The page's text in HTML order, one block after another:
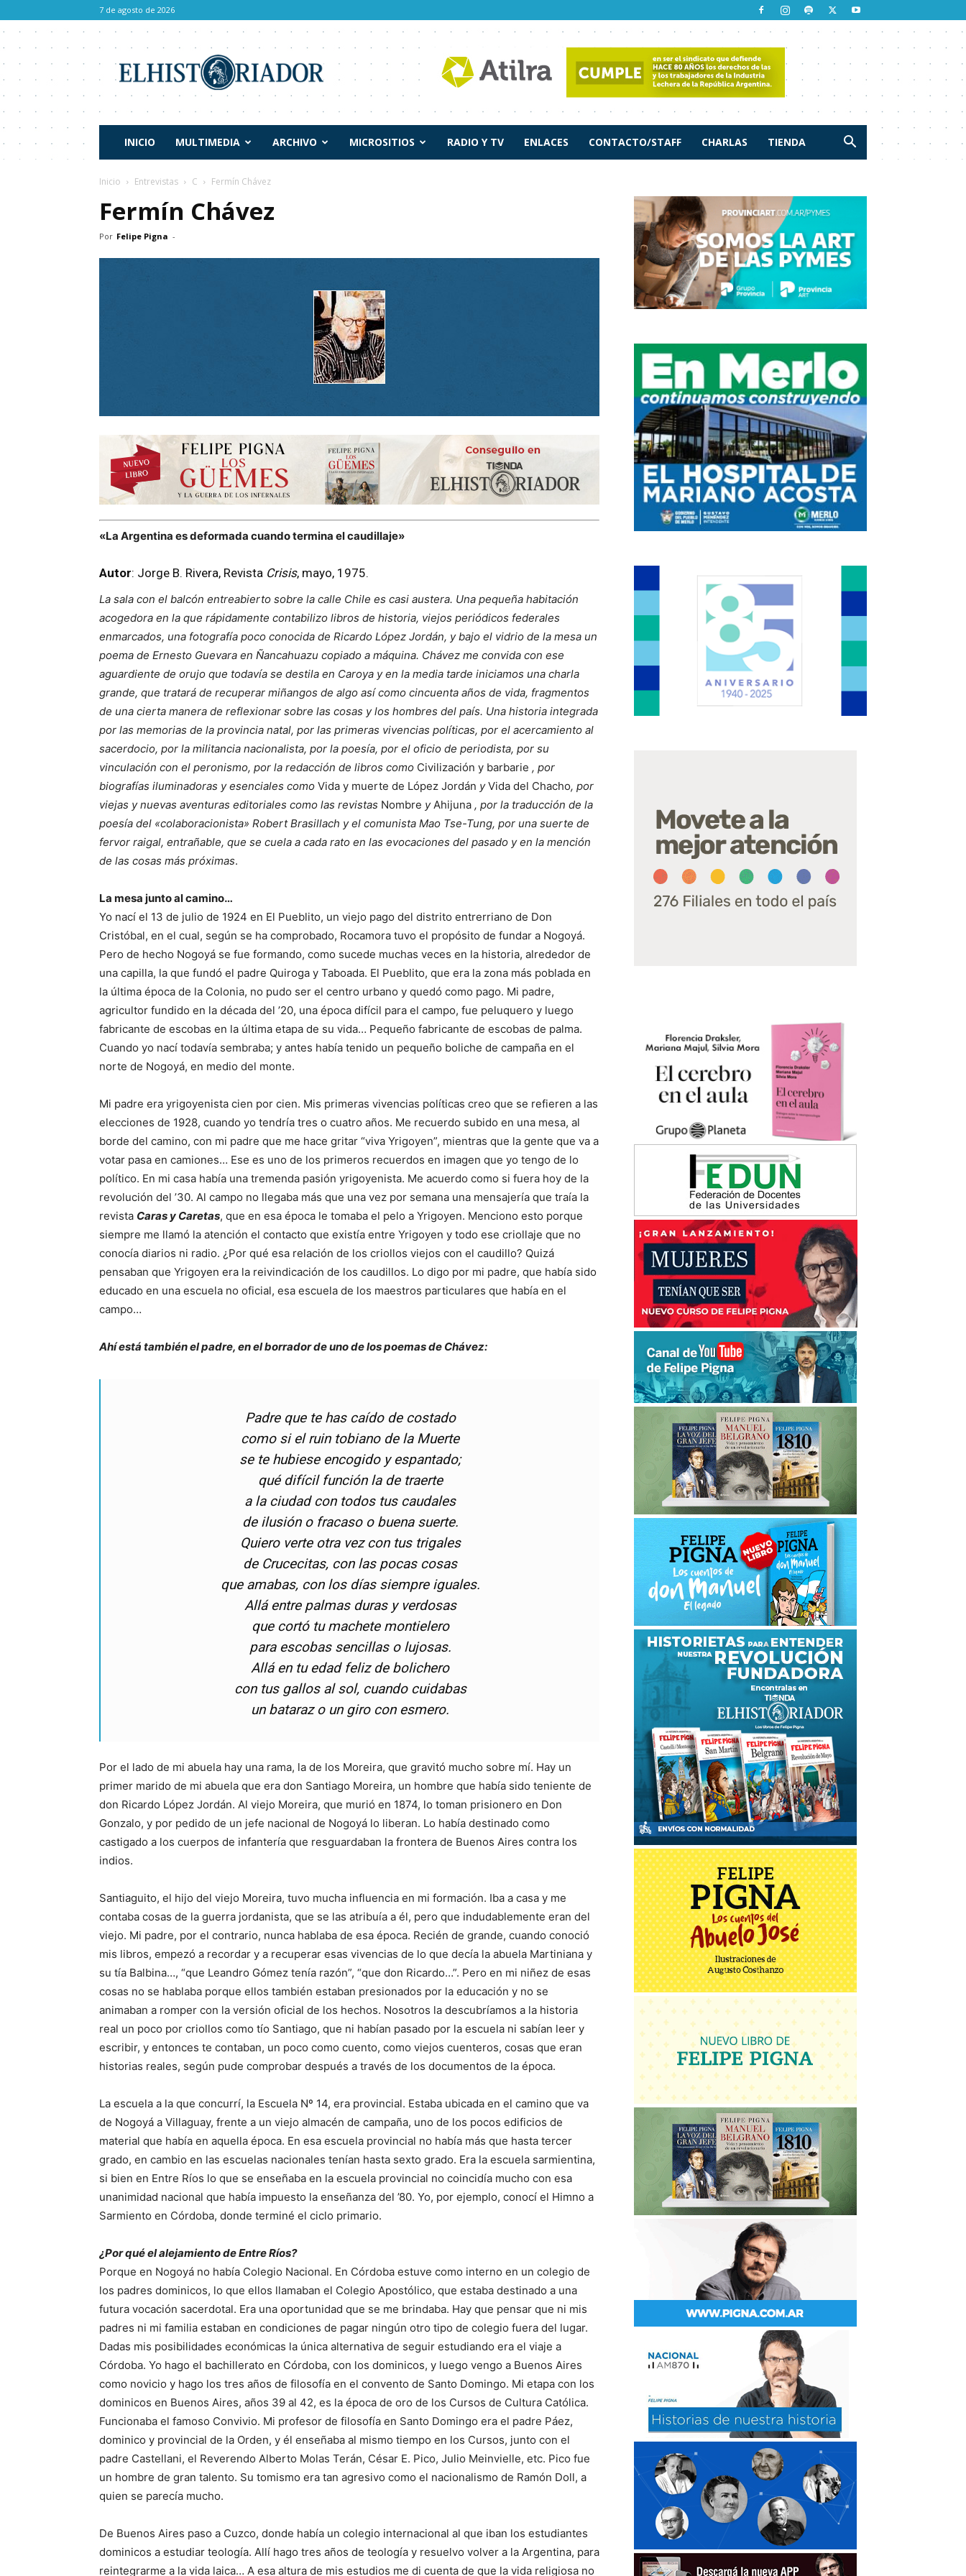
7 de agosto de 2026
Historiador
INICIO MULTIMEDIA ARCHIVO MICROSITIOS RADIO Y TV ENLACES CONTACTO/STAFF CHARLAS TIENDA
Inicio Entrevistas C Fermín Chávez
Fermín Chávez
Por Felipe Pigna -
«La Argentina es deformada cuando termina el caudillaje»
Autor: Jorge B. Rivera, Revista Crisis, mayo, 1975.
La sala con el balcón entreabierto sobre la calle Chile es casi austera. Una pequeña habitación
acogedora en la que rápidamente contabilizo libros de historia, viejos periódicos federales
enmarcados, una fotografía poco conocida de Ricardo López Jordán, y bajo el vidrio de la mesa un
poema de Ernesto Guevara en Ñancahuazu copiado a máquina. Chávez me convida con ese
aguardiente de orujo que todavía se destila en Caroya y en la media tarde iniciamos una charla
grande, que tratará de recuperar miñangos de algo así como cincuenta años de vida, fragmentos
de una cierta manera de reflexionar sobre las cosas y los hombres del país. Una historia integrada
por las memorias de la provincia natal, por las primeras vivencias políticas, por el acercamiento al
sacerdocio, por la militancia nacionalista, por la poesía, por el oficio de periodista, por su
vinculación con el peronismo, por la redacción de libros como Civilización y barbarie , por
biografías iluminadoras y esenciales como Vida y muerte de López Jordán yVida del Chacho, por
viejas y nuevas aventuras editoriales como las revistas Nombre y Ahijuna , por la traducción de la
poesía del «colaboracionista» Robert Brasillach y el comunista Mao Tse-Tung, por una suerte de
fervor raigal, entrañable, que se cuela a cada rato en las evocaciones del pasado y en la mención
de las cosas más próximas.
La mesa junto al camino…
Yo nací el 13 de julio de 1924 en El Pueblito, un viejo pago del distrito entrerriano de Don
Cristóbal, en el cual, según se ha comprobado, Rocamora tuvo el propósito de fundar a Nogoyá.
Pero de hecho Nogoyá se fue formando, como sucede muchas veces en la historia, alrededor de
una capilla, la que fundó el padre Quiroga y Taboada. El Pueblito, que era la zona más poblada en
la última época de la Colonia, no pudo ser el centro urbano y quedó como pago. Mi padre,
agricultor fundido en la década del ’20, una época difícil para el campo, fue peluquero y luego
fabricante de escobas en la última etapa de su vida… Pequeño fabricante de escobas de palma.
Cuando yo nací todavía sembraba; y antes había tenido un pequeño boliche de campaña en el
norte de Nogoyá, en medio del monte.
Mi padre era yrigoyenista cien por cien. Mis primeras vivencias políticas creo que se refieren a las
elecciones de 1928, cuando yo tendría tres o cuatro años. Me recuerdo subido en una mesa, al
borde del camino, con mi padre que me hace gritar “viva Yrigoyen”, mientras que la gente que va a
votar pasa en camiones… Ese es uno de los primeros recuerdos en imagen que yo tengo de lo
político. En mi casa había una tremenda pasión yrigoyenista. Me acuerdo como si fuera hoy de la
revolución del ’30. Al campo no llegaba más que una vez por semana una mensajería que traía la
revista Caras y Caretas, que en esa época le tomaba el pelo a Yrigoyen. Menciono esto porque
siempre me llamó la atención el contacto que existía entre Yrigoyen y todo ese criollaje que no
conocía diarios ni radio. ¿Por qué esa relación de los criollos viejos con el caudillo? Quizá
pensaban que Yrigoyen era la reivindicación de los caudillos. Lo digo por mi padre, que había sido
educado en una escuela no oficial, esa escuela de los maestros particulares que había en el
campo…
Ahí está también el padre, en el borrador de uno de los poemas de Chávez:
Padre que te has caído de costado
como si el ruin tobiano de la Muerte
se te hubiese encogido y espantado;
qué difícil función la de traerte
a la ciudad con todos tus caudales
de ilusión o fracaso o buena suerte.
Quiero verte otra vez con tus trigales
de Crucecitas, con las pocas cosas
que amabas, con los días siempre iguales.
Allá entre palmas duras y verdosas
que cortó tu machete montielero
para escobas sencillas o lujosas.
Allá en tu edad feliz de bolichero
con tus gallos al sol, cuando cuidabas
un bataraz o un giro con esmero.
Por el lado de mi abuela hay una rama, la de los Moreira, que gravitó mucho sobre mí. Hay un
primer marido de mi abuela que era don Santiago Moreira, un hombre que había sido teniente de
don Ricardo López Jordán. Al viejo Moreira, que murió en 1874, lo toman prisionero en Don
Gonzalo, y por pedido de un jefe nacional de Nogoyá lo liberan. Lo había destinado como
castigado a los cuerpos de infantería que resguardaban la frontera de Buenos Aires contra los
indios.
Santiaguito, el hijo del viejo Moreira, tuvo mucha influencia en mi formación. Iba a casa y me
contaba cosas de la guerra jordanista, que se las atribuía a él, pero que indudablemente eran del
viejo. Mi padre, por el contrario, nunca hablaba de esa época. Recién de grande, cuando conoció
mis libros, empezó a recordar y a recuperar esas vivencias de lo que decía la abuela Martiniana y
su tía Balbina…, “que Leandro Gómez tenía razón”, “que don Ricardo…”. Pero en mi niñez de esas
cosas no se hablaba porque ellos también estaban presionados por la educación y no se
animaban a romper con la versión oficial de los hechos. Nosotros la descubríamos a la historia
real un poco por criollos como tío Santiago, que ni habían pasado por la escuela ni sabían leer y
escribir, y entonces te contaban, un poco como cuento, como viejos cuenteros, cosas que eran
historias reales, según pude comprobar después a través de los documentos de la época.
La escuela a la que concurrí, la Escuela Nº 14, era provincial. Estaba ubicada en el camino que va
de Nogoyá a Villaguay, frente a un viejo almacén de campaña, uno de los pocos edificios de
material que había en aquella época. En esa escuela provincial no había más que hasta tercer
grado, en cambio en las escuelas nacionales tenían hasta sexto grado. Era la escuela sarmientina,
si bien en Entre Ríos lo que se enseñaba en la escuela provincial no coincidía mucho con esa
unanimidad nacional que había impuesto la enseñanza del ’80. Yo, por ejemplo, conocí el Himno a
Sarmiento en Córdoba, donde terminé el ciclo primario.
¿Por qué el alejamiento de Entre Ríos?
Porque en Nogoyá no había Colegio Nacional. En Córdoba estuve como interno en un colegio de
los padres dominicos, lo que ellos llamaban el Colegio Apostólico, que estaba destinado a una
futura vocación sacerdotal. Era una oportunidad que se me brindaba. Hay que pensar que ni mis
padres ni mi familia estaban en condiciones de pagar ningún otro tipo de colegio fuera del lugar.
Dadas mis posibilidades económicas la única alternativa de seguir estudiando era el viaje a
Córdoba. Yo hago el bachillerato en Córdoba, con los dominicos, y luego vengo a Buenos Aires
como novicio y hago los tres años de filosofía en el convento de Santo Domingo. Mi etapa con los
dominicos en Buenos Aires, años 39 al 42, es la época de oro de los Cursos de Cultura Católica.
Funcionaba el famoso Convivio. Mi profesor de filosofía en Santo Domingo era el padre Páez,
dominico y provincial de la Orden, y él enseñaba al mismo tiempo en los Cursos, junto con el
padre Castellani, el Reverendo Alberto Molas Terán, César E. Pico, Julio Meinvielle, etc. Pico fue
un hombre de gran talento. Su tomismo era tan agresivo como el nacionalismo de Ramón Doll, a
quien se parecía mucho.
De Buenos Aires paso a Cuzco, donde había un colegio internacional al que iban los estudiantes
dominicos a estudiar teología. Allí hago tres años de teología y resuelvo volver a la Argentina, para
reintegrarme a la vida laica… A esa altura de mis estudios me di cuenta de que la vida religiosa no